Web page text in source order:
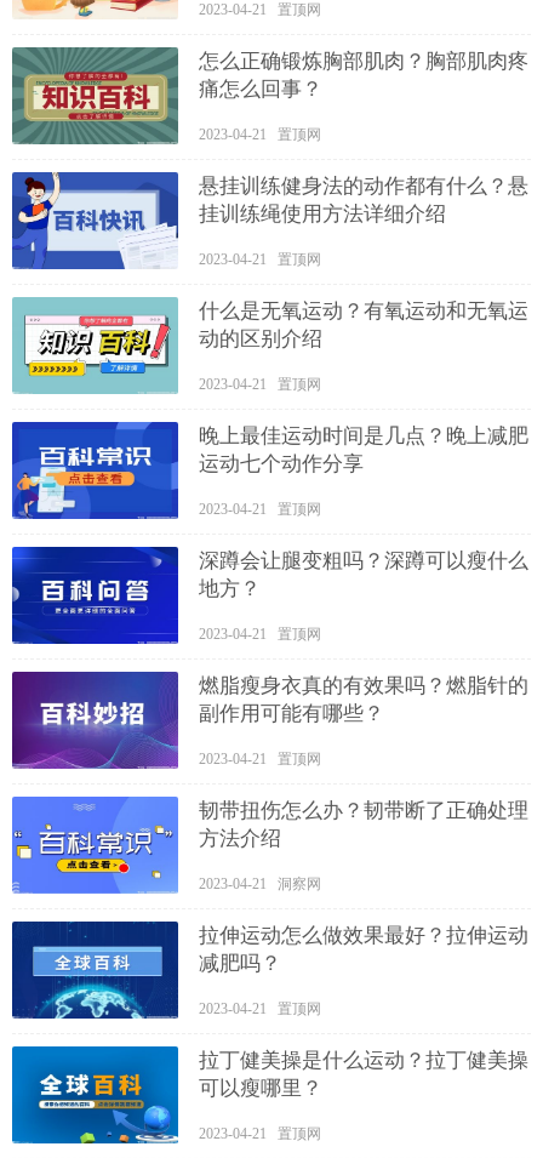
2023-04-21 置顶网
怎么正确锻炼胸部肌肉？胸部肌肉疼
痛怎么回事？
2023-04-21 置顶网
悬挂训练健身法的动作都有什么？悬
挂训练绳使用方法详细介绍
2023-04-21 置顶网
什么是无氧运动？有氧运动和无氧运
动的区别介绍
2023-04-21 置顶网
晚上最佳运动时间是几点？晚上减肥
运动七个动作分享
2023-04-21 置顶网
深蹲会让腿变粗吗？深蹲可以瘦什么
地方？
2023-04-21 置顶网
燃脂瘦身衣真的有效果吗？燃脂针的
副作用可能有哪些？
2023-04-21 置顶网
韧带扭伤怎么办？韧带断了正确处理
方法介绍
2023-04-21 洞察网
拉伸运动怎么做效果最好？拉伸运动
减肥吗？
2023-04-21 置顶网
拉丁健美操是什么运动？拉丁健美操
可以瘦哪里？
2023-04-21 置顶网